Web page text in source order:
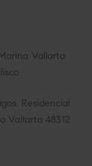
Vallarta
Residencial
Vallarta 48312